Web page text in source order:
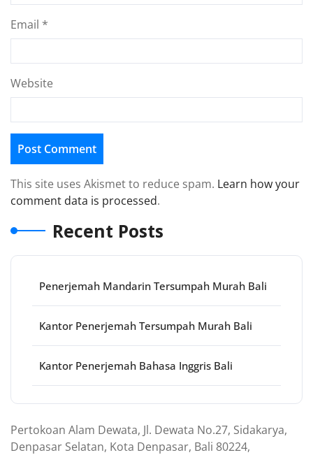
Email *
Website
This site uses Akismet to reduce spam. Learn how your
comment data is processed.
Recent Posts
Penerjemah Mandarin Tersumpah Murah Bali
Kantor Penerjemah Tersumpah Murah Bali
Kantor Penerjemah Bahasa Inggris Bali
Pertokoan Alam Dewata, Jl. Dewata No.27, Sidakarya,
Denpasar Selatan, Kota Denpasar, Bali 80224,